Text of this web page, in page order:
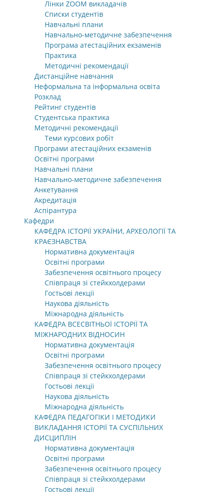
Лінки ZOOM викладачів
Списки студентів
Навчальні плани
Навчально-методичне забезпечення
Програма атестаційних екзаменів
Практика
Методичні рекомендації
Дистанційне навчання
Неформальна та інформальна освіта
Розклад
Рейтинг студентів
Студентська практика
Методичні рекомендації
Теми курсових робіт
Програми атестаційних екзаменів
Освітні програми
Навчальні плани
Навчально-методичне забезпечення
Анкетування
Акредитація
Аспірантура
Кафедри
КАФЕДРА ІСТОРІЇ УКРАЇНИ, АРХЕОЛОГІЇ ТА
КРАЄЗНАВСТВА
Нормативна документація
Освітні програми
Забезпечення освітнього процесу
Співпраця зі стейкхолдерами
Гостьові лекції
Наукова діяльність
Міжнародна діяльність
КАФЕДРА ВСЕСВІТНЬОЇ ІСТОРІЇ ТА
МІЖНАРОДНИХ ВІДНОСИН
Нормативна документація
Освітні програми
Забезпечення освітнього процесу
Співпраця зі стейкхолдерами
Гостьові лекції
Наукова діяльність
Міжнародна діяльність
КАФЕДРА ПЕДАГОГІКИ І МЕТОДИКИ
ВИКЛАДАННЯ ІСТОРІЇ ТА СУСПІЛЬНИХ
ДИСЦИПЛІН
Нормативна документація
Освітні програми
Забезпечення освітнього процесу
Співпраця зі стейкхолдерами
Гостьові лекції